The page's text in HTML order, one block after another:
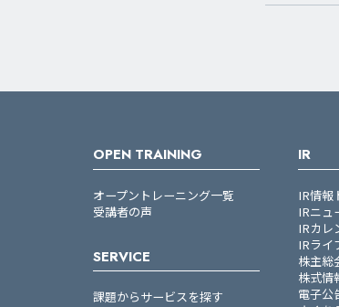
OPEN TRAINING
オープントレーニング一覧
受講者の声
SERVICE
課題からサービスを探す
IR
IR情報
IRニュ
IRカレ
IRライ
株主総
株式情
電子公